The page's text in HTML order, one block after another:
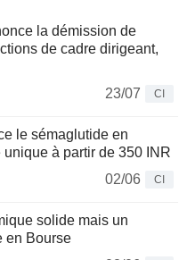
la démission de
de cadre dirigeant,
23/07
CI
le sémaglutide en
à partir de 350 INR
02/06
CI
solide mais un
en Bourse